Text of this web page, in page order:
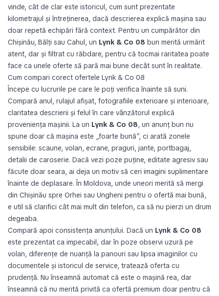
vinde, cât de clar este istoricul, cum sunt prezentate
kilometrajul și întreținerea, dacă descrierea explică mașina sau
doar repetă echipări fără context. Pentru un cumpărător din
Chișinău, Bălți sau Cahul, un Lynk & Co 08 bun merită urmărit
atent, dar și filtrat cu răbdare, pentru că tocmai raritatea poate
face ca unele oferte să pară mai bune decât sunt în realitate.
Cum compari corect ofertele Lynk & Co 08
Începe cu lucrurile pe care le poți verifica înainte să suni.
Compară anul, rulajul afișat, fotografiile exterioare și interioare,
claritatea descrierii și felul în care vânzătorul explică
proveniența mașinii. La un Lynk & Co 08, un anunț bun nu
spune doar că mașina este „foarte bună”, ci arată zonele
sensibile: scaune, volan, ecrane, praguri, jante, portbagaj,
detalii de caroserie. Dacă vezi poze puține, editate agresiv sau
făcute doar seara, ai deja un motiv să ceri imagini suplimentare
înainte de deplasare. În Moldova, unde uneori merită să mergi
din Chișinău spre Orhei sau Ungheni pentru o ofertă mai bună,
e util să clarifici cât mai mult din telefon, ca să nu pierzi un drum
degeaba.
Compară apoi consistența anunțului. Dacă un Lynk & Co 08
este prezentat ca impecabil, dar în poze observi uzură pe
volan, diferențe de nuanță la panouri sau lipsa imaginilor cu
documentele și istoricul de service, tratează oferta cu
prudență. Nu înseamnă automat că este o mașină rea, dar
înseamnă că nu merită privită ca ofertă premium doar pentru că